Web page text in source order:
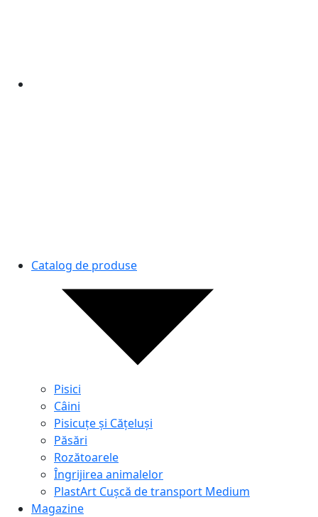
Catalog de produse
Pisici
Câini
Pisicuțe și Cățeluși
Păsări
Rozătoarele
Îngrijirea animalelor
PlastArt Cușcă de transport Medium
Magazine